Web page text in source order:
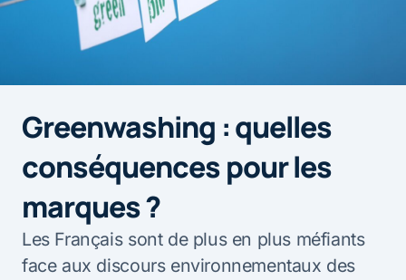
Greenwashing : quelles
conséquences pour les
marques ?
Les Français sont de plus en plus méfiants
face aux discours environnementaux des